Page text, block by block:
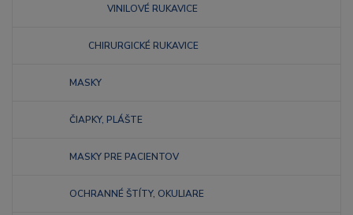
VINILOVÉ RUKAVICE
CHIRURGICKÉ RUKAVICE
MASKY
ČIAPKY, PLÁŠTE
MASKY PRE PACIENTOV
OCHRANNÉ ŠTÍTY, OKULIARE